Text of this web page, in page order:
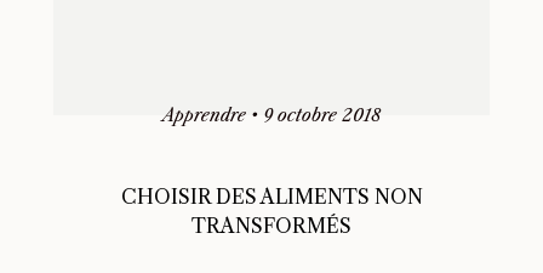
Apprendre •9 octobre 2018
CHOISIR DES ALIMENTS NON
TRANSFORMÉS